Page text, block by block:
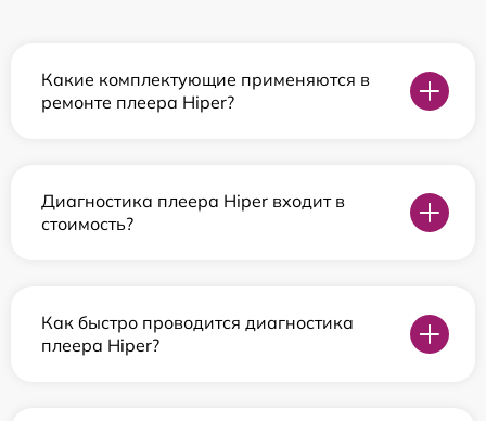
Какие комплектующие применяются в
ремонте плеера Hiper?
Диагностика плеера Hiper входит в
стоимость?
Как быстро проводится диагностика
плеера Hiper?